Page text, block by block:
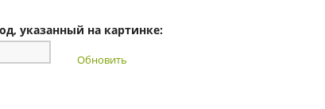
указанный на картинке:
Обновить